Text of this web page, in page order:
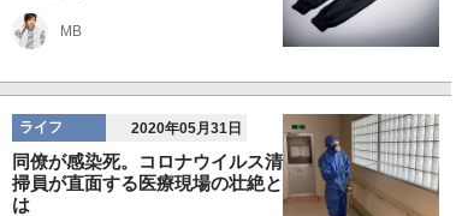
MB
ライフ 2020年05月31日
同僚が感染死。コロナウイルス清
掃員が直面する医療現場の壮絶と
は